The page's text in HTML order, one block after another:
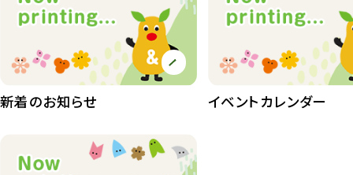
植物園 510
植物たち 407
植物園長の庭
桜情報
新着のお知らせ イベントカレンダー